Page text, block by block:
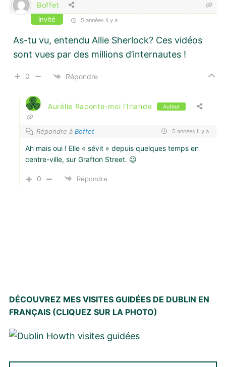
Boffet
Invité 5 années il y a
As-tu vu, entendu Allie Sherlock? Ces vidéos
sont vues par des millions d’internautes !
0 Répondre
Aurélie Raconte-moi l'Irlande Auteur
Répondre àBoffet 5 années il y a
Ah mais oui ! Elle « sévit » depuis quelques temps en
centre-ville, sur Grafton Street. 😉
0 Répondre
DÉCOUVREZ MES VISITES GUIDÉES DE DUBLIN EN
FRANÇAIS (CLIQUEZ SUR LA PHOTO)